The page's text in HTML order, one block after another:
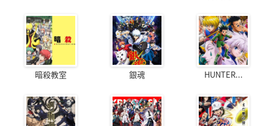
暗殺教室 銀魂 HUNTER...